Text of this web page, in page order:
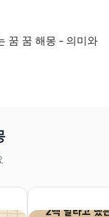
꿈 꿈 해몽 - 의미와